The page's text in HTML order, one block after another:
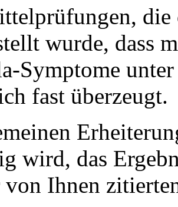
die
wurde, dass
Symptome
fast überzeugt.
wird, das
von Ihnen